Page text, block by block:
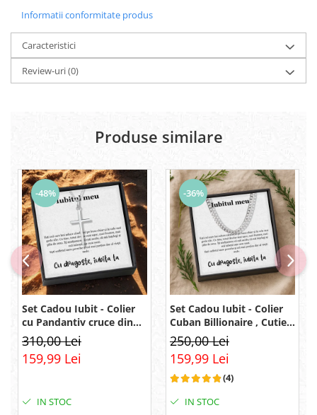
Informatii conformitate produs
Caracteristici
Review-uri(0)
Produse similare
-48%
Set Cadou Iubit - Colier
cu Pandantiv cruce din
argint 925, Pacea
sufletului, placat cu
rodiu, Cutie Elegantă și
310,00 Lei
159,99 Lei
IN STOC
-36%
Set Cadou Iubit - Colier
Cuban Billionaire , Cutie
Elegantă și Mesaj
250,00 Lei
159,99 Lei
(4)
IN STOC